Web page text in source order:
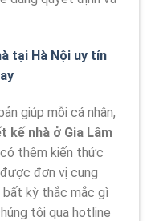
tại Hà Nội uy tín
giúp mỗi cá nhân,
kế nhà ở Gia Lâm
thêm kiến thức
đơn vị cung
kỳ thắc mắc gì
tôi qua hotline